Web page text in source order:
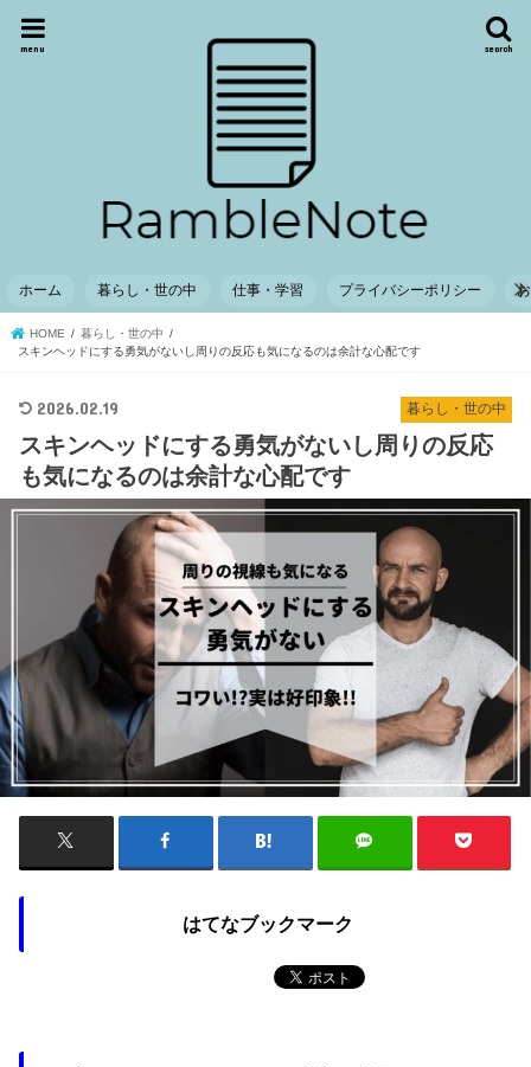
search
menu
ホーム 暮らし・世の中 仕事・学習 プライバシーポリシー
HOME
暮らし・世の中
スキンヘッドにする勇気がないし周りの反応も気になるのは余計な心配です
暮らし・世の中
2026.02.19
スキンヘッドにする勇気がないし周りの反応
も気になるのは余計な心配です
はてなブックマーク